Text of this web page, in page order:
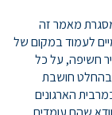
מאמר זה
לעמוד במקום של
חשיפה, על כל
בהחלט חושבת
הארגונים